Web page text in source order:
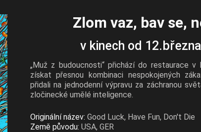
Zlom vaz, bav se,
v kinech od
„Muž z budoucnosti“ přichází do restaurace v
získat přesnou kombinaci nespokojených
přidali na jednodenní výpravu za záchranou
zločinecké umělé inteligence.
Originální název: Good Luck, Have Fun, Don't Die
Země původu: USA, GER